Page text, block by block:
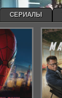
СЕРИАЛЫ